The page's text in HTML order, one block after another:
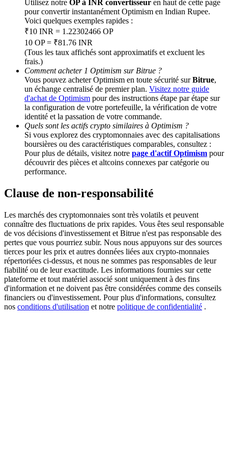
BTC Welcome Rewards
Deposit & Trade BTC to Share 25000 USDT prize pool!
Deposit CASHCAT & Win
Share 500000 CASHCAT prize pool
Exclusive for BitMart Users
Register & Trade to Win 500,000 USDT
Trade Gold & Silver · 33,333 USDT Bonus
USDT New User Exclusive 10% APR
USDT Flexible Staking | Daily Rewards
Utilisez notre OP à INR convertisseur en haut de cette page
pour convertir instantanément Optimism en Indian Rupee.
Voici quelques exemples rapides :
₹10 INR = 1.22302466 OP
10 OP = ₹81.76 INR
(Tous les taux affichés sont approximatifs et excluent les
frais.)
Comment acheter 1 Optimism sur Bitrue ?
Vous pouvez acheter Optimism en toute sécurité surBitrue,
un échange centralisé de premier plan. Visitez notre guide
d'achat de Optimism pour des instructions étape par étape sur
la configuration de votre portefeuille, la vérification de votre
identité et la passation de votre commande.
Quels sont les actifs crypto similaires à Optimism ?
Si vous explorez des cryptomonnaies avec des capitalisations
boursières ou des caractéristiques comparables, consultez :
Pour plus de détails, visitez notre page d'actif Optimism pour
découvrir des pièces et altcoins connexes par catégorie ou
performance.
Clause de non-responsabilité
Les marchés des cryptomonnaies sont très volatils et peuvent
connaître des fluctuations de prix rapides. Vous êtes seul responsable
de vos décisions d'investissement et Bitrue n'est pas responsable des
pertes que vous pourriez subir. Nous nous appuyons sur des sources
tierces pour les prix et autres données liées aux crypto-monnaies
répertoriées ci-dessus, et nous ne sommes pas responsables de leur
fiabilité ou de leur exactitude. Les informations fournies sur cette
plateforme et tout matériel associé sont uniquement à des fins
d'information et ne doivent pas être considérées comme des conseils
financiers ou d'investissement. Pour plus d'informations, consultez
nos conditions d'utilisation et notre politique de confidentialité .